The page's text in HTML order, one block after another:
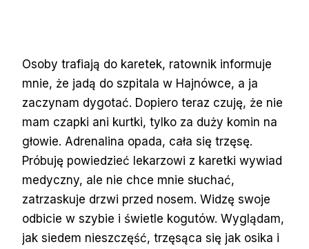
Osoby trafiają do karetek, ratownik informuje
mnie, że jadą do szpitala w Hajnówce, a ja
zaczynam dygotać. Dopiero teraz czuję, że nie
mam czapki ani kurtki, tylko za duży komin na
głowie. Adrenalina opada, cała się trzęsę.
Próbuję powiedzieć lekarzowi z karetki wywiad
medyczny, ale nie chce mnie słuchać,
zatrzaskuje drzwi przed nosem. Widzę swoje
odbicie w szybie i świetle kogutów. Wyglądam,
jak siedem nieszczęść, trzęsąca się jak osika i